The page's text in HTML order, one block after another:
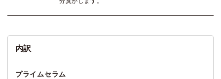
プライムセラム